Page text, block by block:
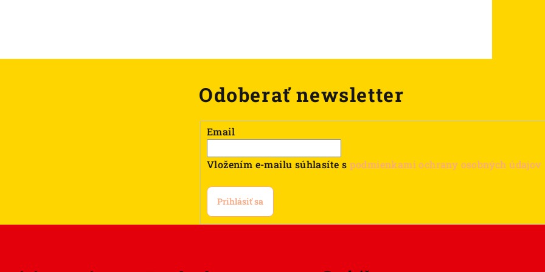
Odoberať newsletter
Email
Vložením e-mailu súhlasíte s podmienkami ochrany osobných údajov
Prihlásiť sa